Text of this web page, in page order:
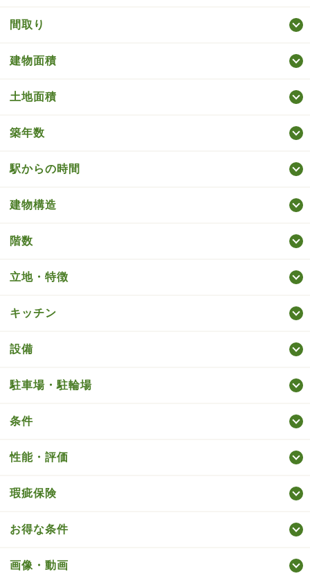
間取り
建物面積
土地面積
築年数
駅からの時間
建物構造
階数
立地・特徴
キッチン
設備
駐車場・駐輪場
条件
性能・評価
瑕疵保険
お得な条件
画像・動画